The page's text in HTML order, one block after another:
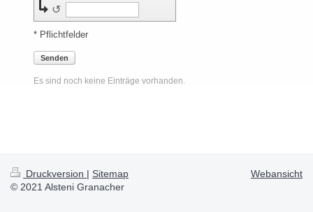
↺
* Pflichtfelder
Senden
Es sind noch keine Einträge vorhanden.
Druckversion | Sitemap
© 2021 Alsteni Granacher
Webansicht